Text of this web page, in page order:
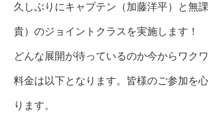
久しぶりにキャプテン（加藤洋平）と無
貴）のジョイントクラスを実施します！
どんな展開が待っているのか今からワク
料金は以下となります。皆様のご参加を
ります。